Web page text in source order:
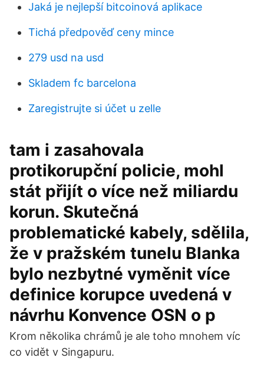
Jaká je nejlepší bitcoinová aplikace
Tichá předpověď ceny mince
279 usd na usd
Skladem fc barcelona
Zaregistrujte si účet u zelle
tam i zasahovala
protikorupční policie, mohl
stát přijít o více než miliardu
korun. Skutečná
problematické kabely, sdělila,
že v pražském tunelu Blanka
bylo nezbytné vyměnit více
definice korupce uvedená v
návrhu Konvence OSN o p
Krom několika chrámů je ale toho mnohem víc
co vidět v Singapuru.